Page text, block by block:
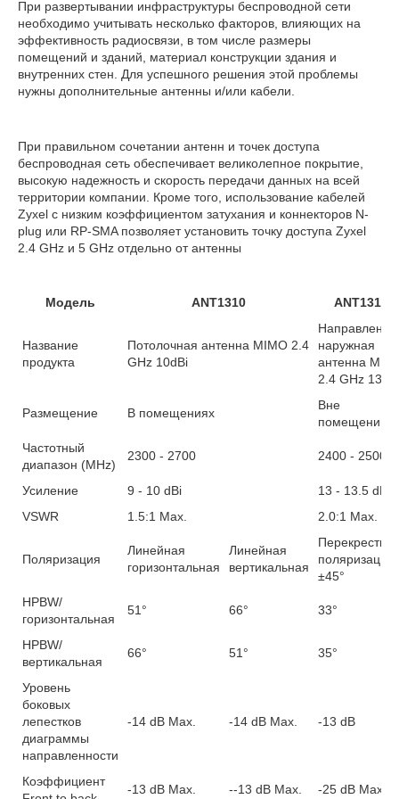
При развертывании инфраструктуры беспроводной сети
необходимо учитывать несколько факторов, влияющих на
эффективность радиосвязи, в том числе размеры
помещений и зданий, материал конструкции здания и
внутренних стен. Для успешного решения этой проблемы
нужны дополнительные антенны и/или кабели.
При правильном сочетании антенн и точек доступа
беспроводная сеть обеспечивает великолепное покрытие,
высокую надежность и скорость передачи данных на всей
территории компании. Кроме того, использование кабелей
Zyxel с низким коэффициентом затухания и коннекторов N-
plug или RP-SMA позволяет установить точку доступа Zyxel
2.4 GHz и 5 GHz отдельно от антенны
Модель ANT1310 ANT1313
Название
продукта
Потолочная антенна MIMO 2.4
GHz 10dBi
наружная
антенна
2.4 GHz 13dBi
Размещение В помещениях
Вне
помещений
Частотный
диапазон (MHz)
2300 - 2700 2400 - 2500
Усиление 9 - 10 dBi
13 - 13.5 dBi
VSWR
1.5:1 Max. 2.0:1 Max.
Поляризация
Линейная
горизонтальная
Линейная
вертикальная
поляризация,
±45°
HPBW/
горизонтальная
51° 66° 33°
HPBW/
вертикальная
66° 51° 35°
Уровень
боковых
лепестков
диаграммы
направленности
-14 dB Max. -14 dB Max. -13 dB
Коэффициент
-13 dB Max. --13 dB Max. -25 dB Max.